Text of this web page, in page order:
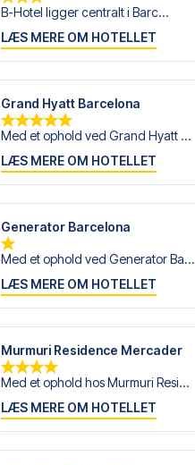
B-Hotel ligger centralt i Barc...
LÆS MERE OM HOTELLET
Grand Hyatt Barcelona
Med et ophold ved Grand Hyatt ...
LÆS MERE OM HOTELLET
Generator Barcelona
Med et ophold ved Generator Ba...
LÆS MERE OM HOTELLET
Murmuri Residence Mercader
Med et ophold hos Murmuri Resi...
LÆS MERE OM HOTELLET